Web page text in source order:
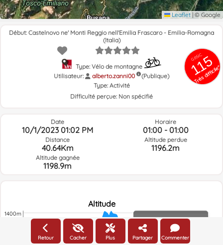
Leaflet | © Google
GRSIC
115
Très difficile"
Début: Castelnovo ne' Monti Reggio nell'Emilia Frascaro - Emilia-Romagna
(Italia)
Type: Vélo de montagne
Utilisateur:
alberto.zanni00
(Publique)
Type: Activité
Difficulté perçue: Non spécifié
Date
10/1/2023 01:02 PM
Distance
40.64Km
Altitude gagnée
1198.9m
Horaire
01:00 - 01:00
Altitude perdue
1196.2m
Altitude
Altitude
1400m
Retour Cacher Plus Partager Commenter